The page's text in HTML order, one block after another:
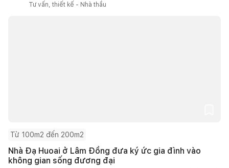
Tư vấn, thiết kế - Nhà thầu
Từ 100m2 đến 200m2
Nhà Đạ Huoai ở Lâm Đồng đưa ký ức gia đình vào
không gian sống đương đại